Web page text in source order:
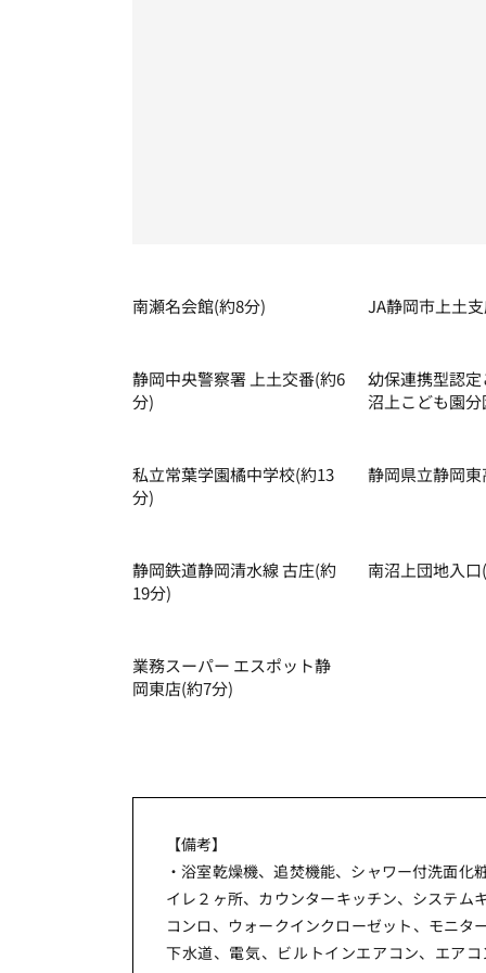
南瀬名会館(約8分) JA静岡市上⼟
静岡中央警察署 上⼟交番(約6
分)
幼保連携型認
沼上こども園
私⽴常葉学園橘中学校(約13
分)
静岡県⽴静岡
静岡鉄道静岡清⽔線 古庄(約
19分)
南沼上団地⼊
業務スーパー エスポット静
岡東店(約7分)
【備考】
・浴室乾燥機、追焚機能、シャワー付洗面
イレ２ヶ所、カウンターキッチン、システム
コンロ、ウォークインクローゼット、モニタ
下水道、電気、ビルトインエアコン、エア